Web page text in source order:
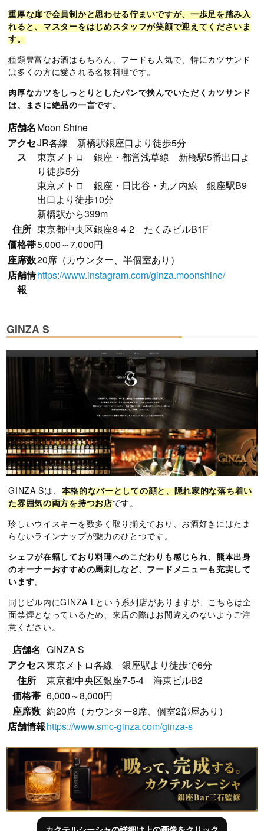
重厚な扉で会員制かと思わせる佇まいですが、一歩足を踏み入
れると、マスターをはじめスタッフが笑顔で迎えてくださいま
す。
種類豊富なお酒はもちろん、フードも人気で、特にカツサンド
は多くの方に愛される名物料理です。
肉厚なカツをしっとりとしたパンで挟んでいただくカツサンド
は、まさに絶品の一言です。
店舗名 Moon Shine
アクセ
ス
JR各線 新橋駅銀座口より徒歩5分
東京メトロ 銀座・都営浅草線 新橋駅5番出口よ
り徒歩5分
東京メトロ 銀座・日比谷・丸ノ内線 銀座駅B9
出口より徒歩10分
新橋駅から399m
住所 東京都中央区銀座8-4-2 たくみビルB1F
価格帯5,000～7,000円
座席数20席（カウンター、半個室あり）
店舗情
報
https://www.instagram.com/ginza.moonshine/
GINZA S
GINZA Sは、 本格的なバーとしての顔と、隠れ家的な落ち着い
た雰囲気の両方を持つお店です。
珍しいウイスキーを数多く取り揃えており、お酒好きにはたま
らないラインナップが魅力のひとつです。
シェフが在籍しており料理へのこだわりも感じられ、熊本出身
のオーナーおすすめの馬刺しなど、フードメニューも充実して
います。
同じビル内にGINZA Lという系列店がありますが、こちらは全
面禁煙となっているため、来店の際はお間違えのないようご注
意ください。
店舗名 GINZA S
アクセス東京メトロ各線 銀座駅より徒歩で6分
住所
東京都中央区銀座7-5-4 海東ビルB2
価格帯 6,000～8,000円
座席数 約20席（カウンター8席、個室2部屋あり）
店舗情報https://www.smc-ginza.com/ginza-s